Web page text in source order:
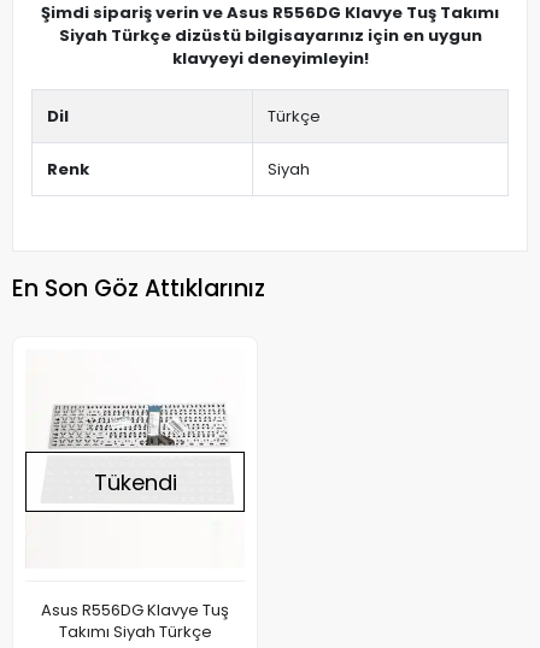
Şimdi sipariş verin ve Asus R556DG Klavye Tuş Takımı
Siyah Türkçe dizüstü bilgisayarınız için en uygun
klavyeyi deneyimleyin!
Dil Türkçe
Renk Siyah
En Son Göz Attıklarınız
Tükendi
Asus R556DG Klavye Tuş
Takımı Siyah Türkçe